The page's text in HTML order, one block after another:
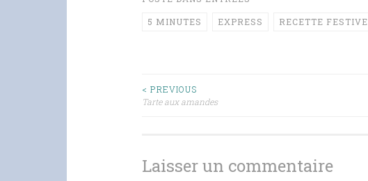
5 MINUTES EXPRESS RECETTE FESTIVE
Navigation
articles
< PREVIOUS
Tarte aux amandes
Laisser un commentaire